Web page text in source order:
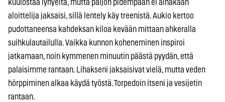
kuulostaa lyhyeltä, mutta paljon pidempään ei ainakaan
aloittelija jaksaisi, sillä lentely käy treenistä. Aukio kertoo
pudottaneensa kahdeksan kiloa kevään mittaan ahkeralla
suihkulautailulla. Vaikka kunnon koheneminen inspiroi
jatkamaan, noin kymmenen minuutin päästä pyydän, että
palaisimme rantaan. Lihakseni jaksaisivat vielä, mutta veden
hörppiminen alkaa käydä työstä. Torpedoin itseni ja vesijetin
rantaan.